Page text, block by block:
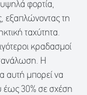
φορτία,
εξαπλώνοντας τη
ταχύτητα.
κραδασμοί
Η
αυτή μπορεί να
έως 30% σε σχέση